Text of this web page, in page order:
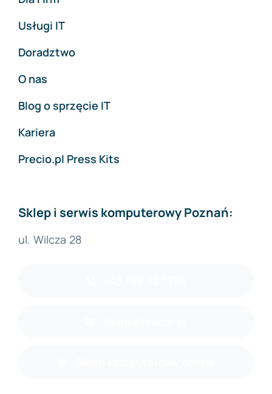
Usługi IT
Doradztwo
O nas
Blog o sprzęcie IT
Kariera
Precio.pl Press Kits
Sklep i serwis komputerowy Poznań:
ul. Wilcza 28